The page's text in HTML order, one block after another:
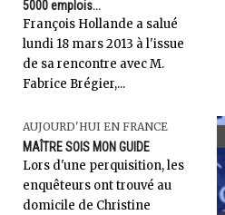
5000 emplois...
François Hollande a salué
lundi 18 mars 2013 à l'issue
de sa rencontre avec M.
Fabrice Brégier,...
AUJOURD'HUI EN FRANCE
MAÎTRE SOIS MON GUIDE
Lors d'une perquisition, les
enquêteurs ont trouvé au
domicile de Christine